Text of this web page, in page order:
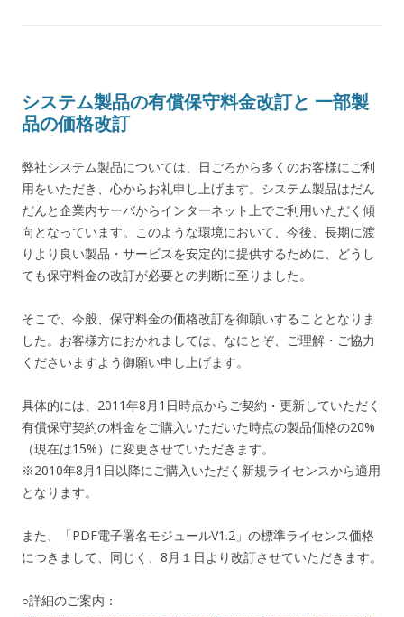
システム製品の有償保守料金改訂と 一部製
品の価格改訂
弊社システム製品については、日ごろから多くのお客様にご利
用をいただき、心からお礼申し上げます。システム製品はだん
だんと企業内サーバからインターネット上でご利用いただく傾
向となっています。このような環境において、今後、長期に渡
りより良い製品・サービスを安定的に提供するために、どうし
ても保守料金の改訂が必要との判断に至りました。
そこで、今般、保守料金の価格改訂を御願いすることとなりま
した。お客様方におかれましては、なにとぞ、ご理解・ご協力
くださいますよう御願い申し上げます。
具体的には、2011年8月1日時点からご契約・更新していただく
有償保守契約の料金をご購入いただいた時点の製品価格の20%
（現在は15%）に変更させていただきます。
※2010年8月1日以降にご購入いただく新規ライセンスから適用
となります。
また、「PDF電子署名モジュールV1.2」の標準ライセンス価格
につきまして、同じく、8月１日より改訂させていただきます。
○詳細のご案内：